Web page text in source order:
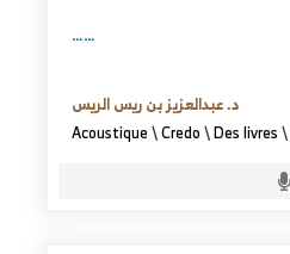
……
د. عبدالعزيز بن ريس الريس
Acoustique\Credo\Des livres\